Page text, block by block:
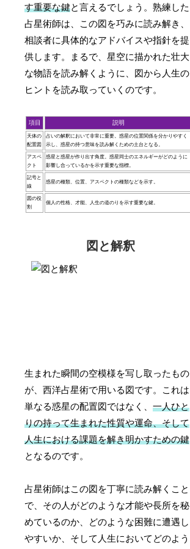
す重要な鍵と言えるでしょう。熟練した
占星術師は、この図を巧みに読み解き、
相談者に具体的なアドバイスや指針を提
供します。まるで、星空に描かれた壮大
な物語を読み解くように、図から人生の
ヒントを読み取っていくのです。
項目 説明
天体の
配置図
占いの解釈において非常に重要。惑星の位置関係を分かりやすく
示し、惑星の持つ意味を読み解くための土台となる。
アスペ
クト
惑星と惑星が作り出す角度。惑星同士のエネルギーがどのように
影響し合っているかを示す重要な指標。
記号と
線
惑星の種類、位置、アスペクトの種類などを示す。
図の役
割
個人の性格、才能、人生の道のりを示す重要な鍵。
図と解釈
生まれた瞬間の空模様を写し取ったもの
が、西洋占星術で用いる図です。これは
単なる惑星の配置図ではなく、一人ひと
りの持って生まれた性質や運命、そして
人生における課題を解き明かすための鍵
となるのです。
占星術師はこの図を丁寧に読み解くこと
で、その人がどのような才能や長所を秘
めているのか、どのような困難に遭遇し
やすいか、そして人生においてどのよう